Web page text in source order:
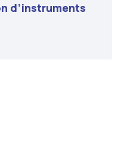
d’instruments